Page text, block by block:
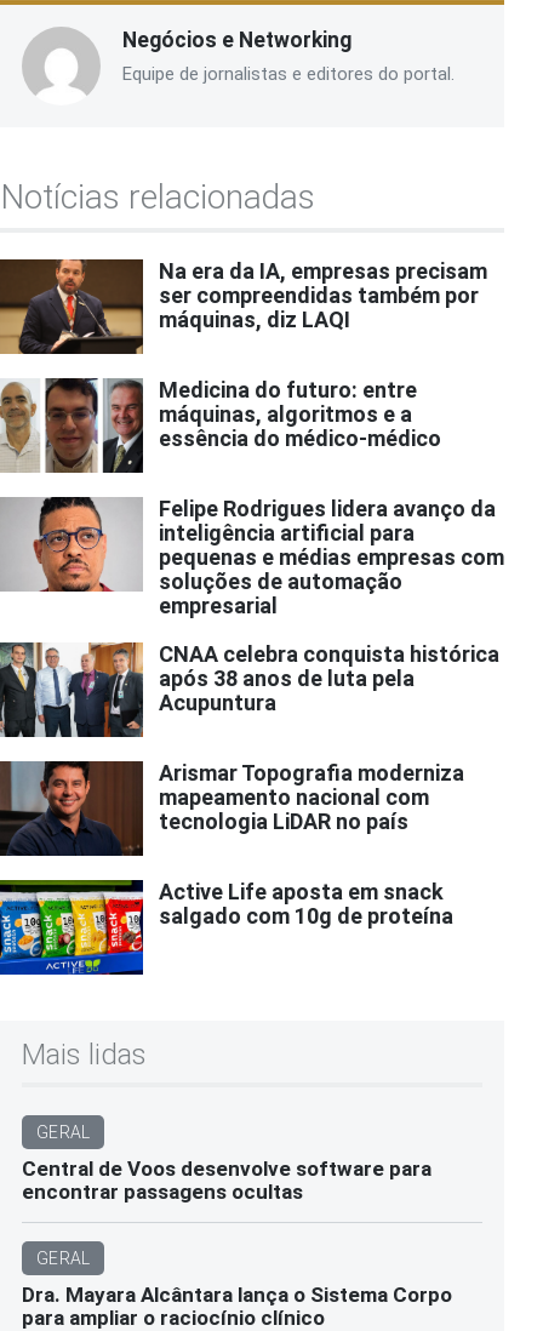
Negócios e Networking
Equipe de jornalistas e editores do portal.
Notícias relacionadas
Na era da IA, empresas precisam
ser compreendidas também por
máquinas, diz LAQI
Medicina do futuro: entre
máquinas, algoritmos e a
essência do médico-médico
Felipe Rodrigues lidera avanço da
inteligência artificial para
pequenas e médias empresas com
soluções de automação
empresarial
CNAA celebra conquista histórica
após 38 anos de luta pela
Acupuntura
Arismar Topografia moderniza
mapeamento nacional com
tecnologia LiDAR no país
Active Life aposta em snack
salgado com 10g de proteína
Mais lidas
GERAL
Central de Voos desenvolve software para
encontrar passagens ocultas
GERAL
Dra. Mayara Alcântara lança o Sistema Corpo
para ampliar o raciocínio clínico